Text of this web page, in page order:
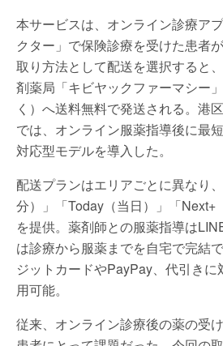
本サービスは、オンライン診療ア
クター」で保険診療を受けた患者
取り方法として配送を選択すると
剤薬局「キビヤックファーマシー
く）へ送料無料で発送される。港
では、オンライン服薬指導後に最
対応型モデルを導入した。
配送プランはエリアごとに異なり
分）」「Today（当日）」「Next+
を提供。薬剤師との服薬指導は
は診療から服薬までを自宅で完結
ジットカードやPayPay、代引き
用可能。
従来、オンライン診療後の薬の受